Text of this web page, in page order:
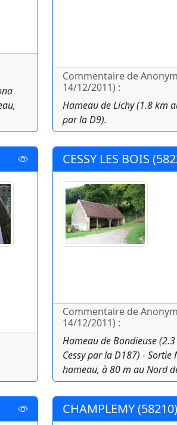
Commentaire de
14/12/2011) :
Hameau de Lichy (1.8 km
par la D9).
CESSY LES BOIS
Commentaire de
14/12/2011) :
Hameau de Bondieuse
Cessy par la D187) - Sortie
hameau, à 80 m au Nord
CHAMPLEMY (58210)